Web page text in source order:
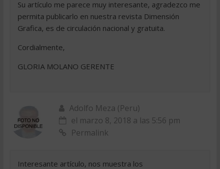
Su artículo me parece muy interesante, agradezco me
permita publicarlo en nuestra revista Dimensión
Grafica, es de circulación nacional y gratuita.
Cordialmente,
GLORIA MOLANO GERENTE
Adolfo Meza (Peru)
el marzo 8, 2018 a las 5:56 pm
Permalink
Interesante artículo, nos muestra los